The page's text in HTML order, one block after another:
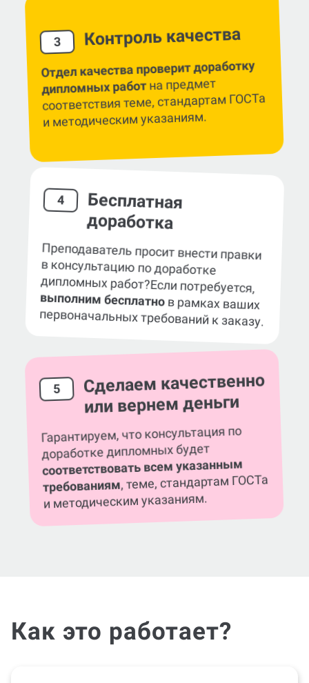
3 Контроль качества
Отдел качества проверит доработку
дипломных работна предмет
соответствия теме, стандартам ГОСТа
и методическим указаниям.
Бесплатная
доработка
Преподаватель просит внести правки
в консультацию по доработке
дипломных работ?Если потребуется,
первоначальных требований к заказу.
Сделаем качественно
или вернем деньги
Гарантируем, что консультация по
доработке дипломных будет
соответствовать всем указанным
, теме, стандартам ГОСТа